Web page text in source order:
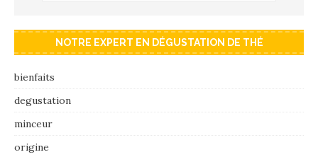
NOTRE EXPERT EN DÉGUSTATION DE THÉ
bienfaits
degustation
minceur
origine